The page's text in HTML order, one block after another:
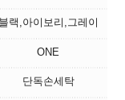
블랙,아이보리,그레이
ONE
단독손세탁